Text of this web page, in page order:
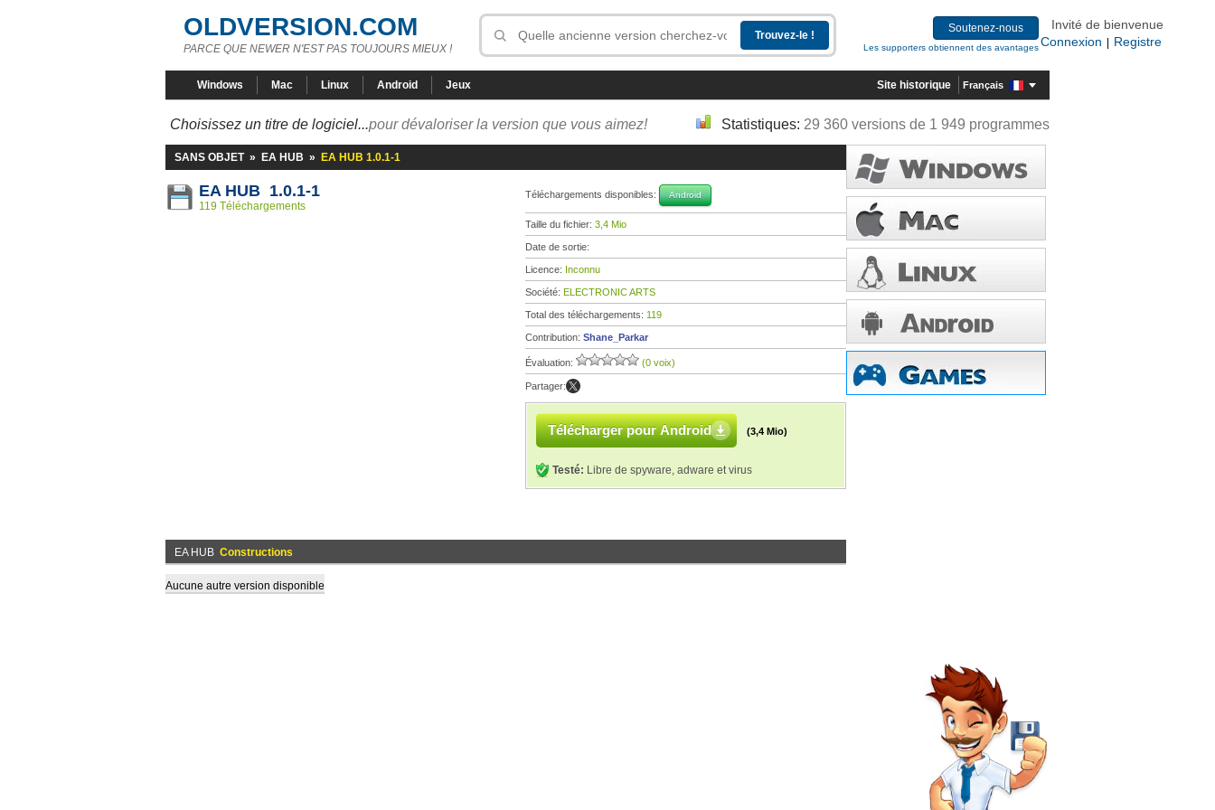
OLDVERSION.COM
PARCE QUE NEWER N'EST PAS TOUJOURS MIEUX !
Soutenez-nous
Les supporters obtiennent des avantages
Invité de bienvenue
Connexion
Registre
Windows Mac Linux Android Jeux Site historique Français
Choisissez un titre de logiciel...pour dévaloriser la version que vous aimez! Statistiques: 29 360 versions de 1 949 programmes
SANS OBJET » EA HUB » EA HUB 1.0.1-1
EA HUB 1.0.1-1
119 Téléchargements
Téléchargements disponibles: Android
Taille du fichier: 3,4 Mio
Date de sortie:
Licence: Inconnu
Société: ELECTRONIC ARTS
Total des téléchargements: 119
Contribution: Shane_Parkar
Évaluation: (0 voix)
Partager:
Télécharger pour Android (3,4 Mio)
Testé: Libre de spyware, adware et virus
EA HUB Constructions
Aucune autre version disponible